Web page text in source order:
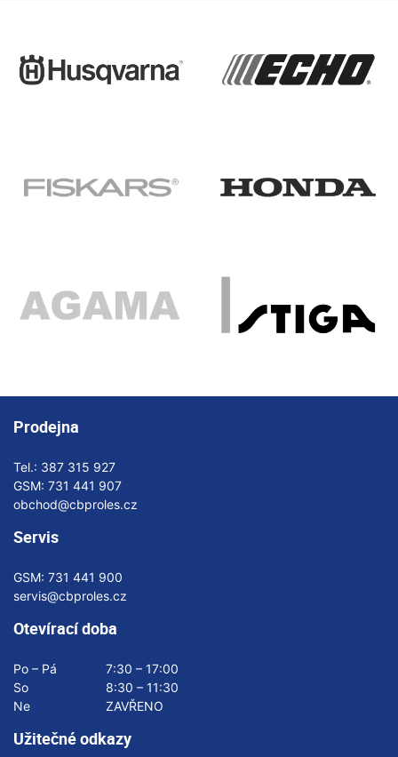
Prodejna
Tel.: 387 315 927
GSM: 731 441 907
obchod@cbproles.cz
Servis
GSM: 731 441 900
servis@cbproles.cz
Otevírací doba
Po – Pá
7:30 – 17:00
So
8:30 – 11:30
Ne
ZAVŘENO
Užitečné odkazy